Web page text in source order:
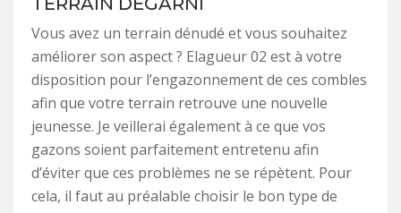
Vous avez un terrain dénudé et vous souhaitez
améliorer son aspect ? Elagueur 02 est à votre
disposition pour l’engazonnement de ces combles
afin que votre terrain retrouve une nouvelle
jeunesse. Je veillerai également à ce que vos
gazons soient parfaitement entretenu afin
d’éviter que ces problèmes ne se répètent. Pour
cela, il faut au préalable choisir le bon type de